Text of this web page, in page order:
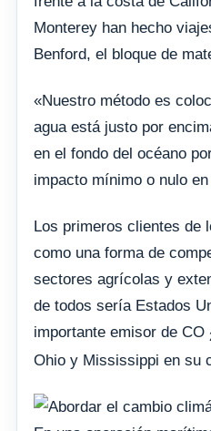
Monterey han hecho
Benford, el bloque de
«Nuestro método es
agua está justo por
en el fondo del océano
impacto mínimo o nulo
Los primeros clientes de
como una forma de
sectores agrícolas y
de todos sería Estados
importante emisor de CO
Ohio y Mississippi en su